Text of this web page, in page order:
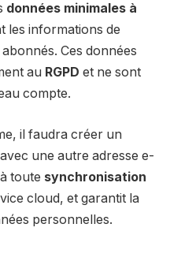
données minimales à
les informations de
Ces données
au RGPD et ne sont
compte.
il faudra créer un
avec une autre adresse e-
toute synchronisation
cloud, et garantit la
personnelles.